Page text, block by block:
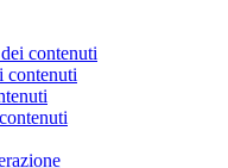
contenuti
contenuti